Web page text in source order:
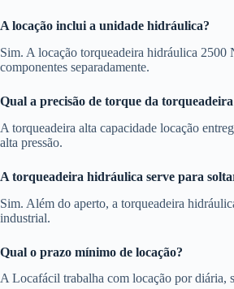
A locação inclui a unidade hidráulica?
Sim. A locação torqueadeira hidráulica 2500
componentes separadamente.
Qual a precisão de torque da
A torqueadeira alta capacidade locação
alta pressão.
A torqueadeira hidráulica serve para
Sim. Além do aperto, a torqueadeira
industrial.
Qual o prazo mínimo de locação?
A Locafácil trabalha com locação por diária,